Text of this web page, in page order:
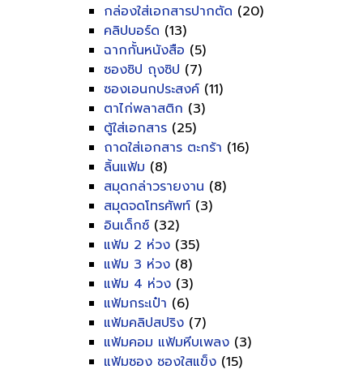
กล่องใส่เอกสารปากตัด (20)
คลิปบอร์ด (13)
ฉากกั้นหนังสือ (5)
ซองซิป ถุงซิป (7)
ซองเอนกประสงค์ (11)
ตาไก่พลาสติก (3)
ตู้ใส่เอกสาร (25)
ถาดใส่เอกสาร ตะกร้า (16)
ลิ้นแฟ้ม (8)
สมุดกล่าวรายงาน (8)
สมุดจดโทรศัพท์ (3)
อินเด็กซ์ (32)
แฟ้ม 2 ห่วง (35)
แฟ้ม 3 ห่วง (8)
แฟ้ม 4 ห่วง (3)
แฟ้มกระเป๋า (6)
แฟ้มคลิปสปริง (7)
แฟ้มคอม แฟ้มหีบเพลง (3)
แฟ้มซอง ซองใสแข็ง (15)